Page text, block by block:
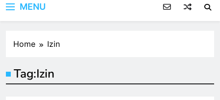
MENU
Home Izin
Tag:Izin